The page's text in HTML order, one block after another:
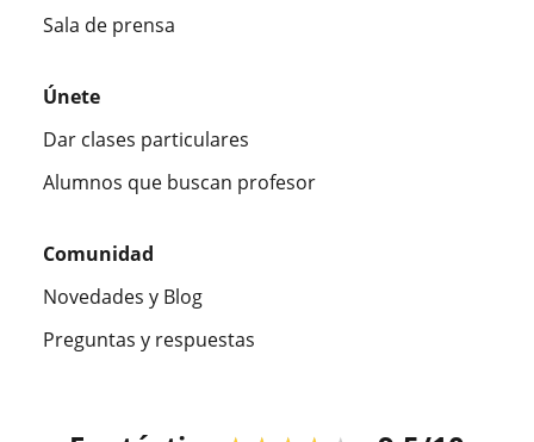
Sala de prensa
Únete
Dar clases particulares
Alumnos que buscan profesor
Comunidad
Novedades y Blog
Preguntas y respuestas